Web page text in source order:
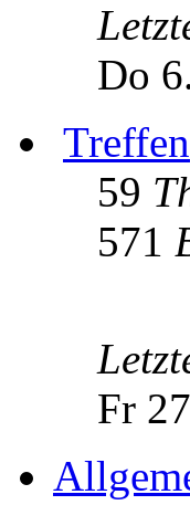
Do
Treffen
59
571
Fr